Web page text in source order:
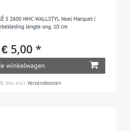
S 2600 NMC WALLSTYL Noel Marquet |
lengte ong. 10 cm
€ 5,00 *
winkelwagen
btw excl.Verzendkosten